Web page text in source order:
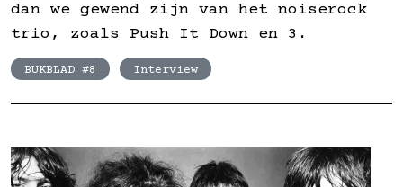
dan we gewend zijn van het noiserock
trio, zoals Push It Down en 3.
BUKBLAD #8 Interview